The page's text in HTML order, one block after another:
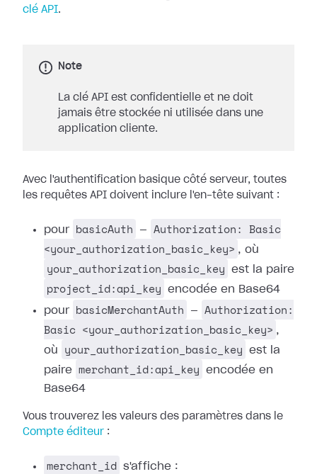
clé API.
Note
La clé API est confidentielle et ne doit
jamais être stockée ni utilisée dans une
application cliente.
Avec l'authentification basique côté serveur, toutes
les requêtes API doivent inclure l'en-tête suivant :
pour basicAuth —
Authorization: Basic
<your_authorization_basic_key> , où
your_authorization_basic_key est la paire
project_id:api_key
encodée en Base64
pour basicMerchantAuth —
Authorization:
Basic <your_authorization_basic_key> ,
où
your_authorization_basic_key
est la
paire merchant_id:api_key
encodée en
Base64
Vous trouverez les valeurs des paramètres dans le
Compte éditeur :
merchant_id s'affiche :